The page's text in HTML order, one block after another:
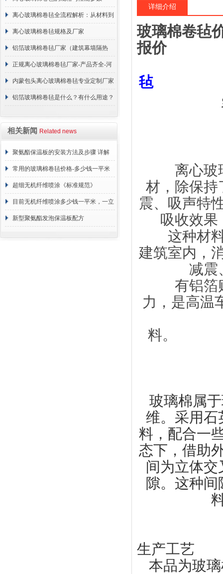
离心玻璃棉卷毡全流程解析：从材料到
施工
离心玻璃棉卷毡规格及厂家
铝箔玻璃棉卷毡厂家（建筑幕墙隔热
棉）
正规离心玻璃棉卷毡厂家-产品齐全-河
北建峰保温材料有限公司
内蒙包头离心玻璃棉卷毡专业定制厂家
铝箔玻璃棉卷毡是什么？有什么用途？
相关新闻 Related news
聚氨酯保温板的安装方法及步骤 详解
常用的玻璃棉卷毡价格-多少钱一平米
超细无机纤维喷涂《标准规范》
目前无机纤维喷涂多少钱一平米，一立
方 价格计算
新型聚氨酯发泡保温板配方
详细介绍
玻璃棉卷毡
报价
毡
离心玻璃
材，除保持
震、吸声特
吸收效果
这种材料
建筑室内，
减震
有铝箔贴
力，是高温
料。
玻璃棉属
维。采用石
料，配合一
态下，借助
间为立体
隙。这种
生产工艺
本品为玻